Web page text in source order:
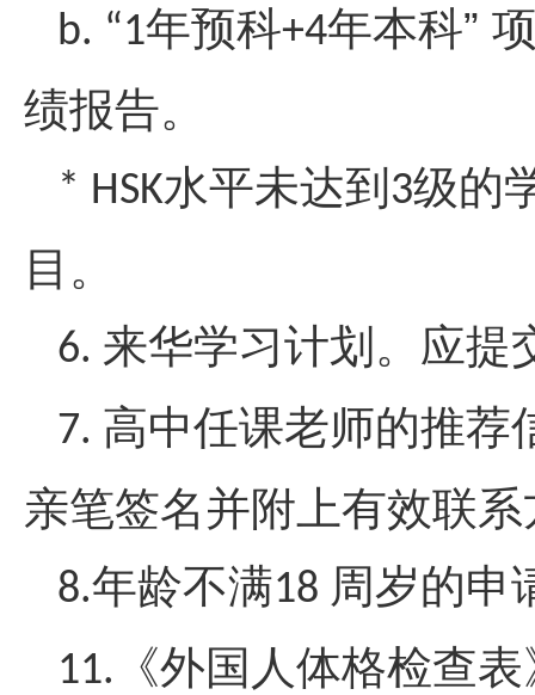
b. “1年预科+4年本科”
绩报告。
* HSK水平未达到 3级的
目。
6. 来华学习计划。应提
7. 高中任课老师的推荐
亲笔签名并附上有效联
8.年龄不满18 周岁的申
11.
《外国人体格检查